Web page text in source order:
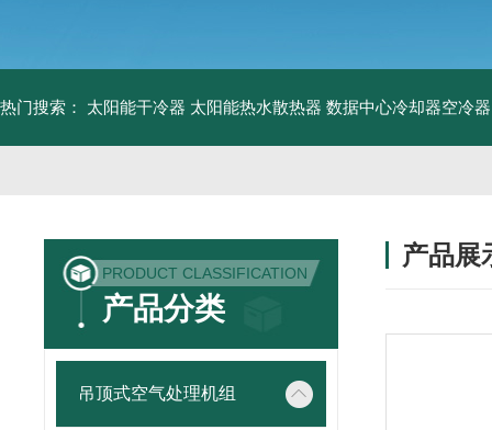
热门搜索： 太阳能干冷器 太阳能热水散热器 数据中心冷却器空冷器
PRODUCT CLASSIFICATION
产品分类
吊顶式空气处理机组
产品展